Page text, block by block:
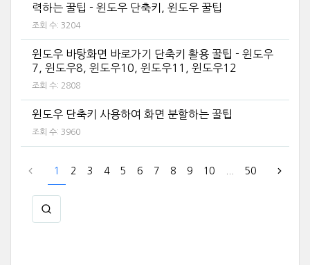
력하는 꿀팁 - 윈도우 단축키, 윈도우 꿀팁
조회 수: 3204
윈도우 바탕화면 바로가기 단축키 활용 꿀팁 - 윈도우
7, 윈도우8, 윈도우10, 윈도우11, 윈도우12
조회 수: 2808
윈도우 단축키 사용하여 화면 분할하는 꿀팁
조회 수: 3960
1 2 3 4 5 6 7 8 9 10 50